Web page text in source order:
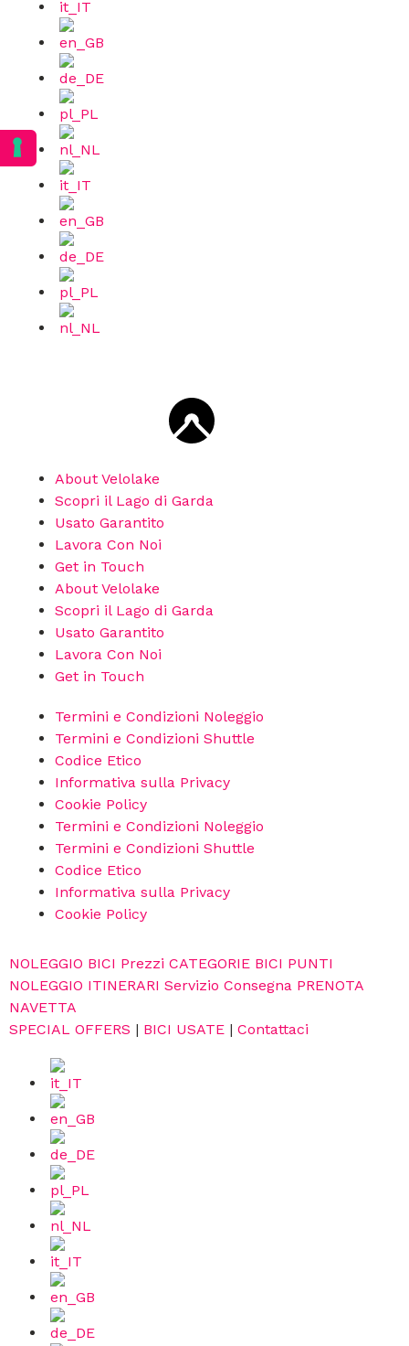
About Velolake
Scopri il Lago di Garda
Usato Garantito
Lavora Con Noi
Get in Touch
About Velolake
Scopri il Lago di Garda
Usato Garantito
Lavora Con Noi
Get in Touch
Termini e Condizioni Noleggio
Termini e Condizioni Shuttle
Codice Etico
Informativa sulla Privacy
Cookie Policy
Termini e Condizioni Noleggio
Termini e Condizioni Shuttle
Codice Etico
Informativa sulla Privacy
Cookie Policy
NOLEGGIO BICI Prezzi CATEGORIE BICI PUNTI
NOLEGGIO ITINERARI Servizio Consegna PRENOTA
NAVETTA
SPECIAL OFFERS | BICI USATE | Contattaci